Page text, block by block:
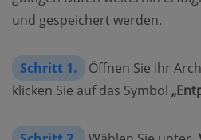
und gespeichert werden.
Schritt 1.
Öffnen Sie Ihr
klicken Sie auf das Symbol